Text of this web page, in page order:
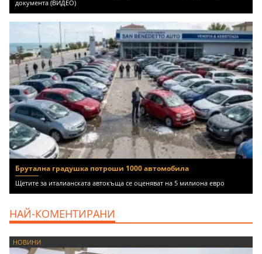
документа (ВИДЕО)
Брутална градушка потроши 1000 автомобила
Щетите за италианската автокъща се оценяват на 5 милиона евро
НАЙ-КОМЕНТИРАНИ
НОВИНИ